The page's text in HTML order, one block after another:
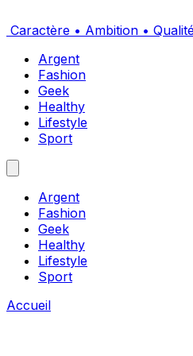
Caractère • Ambition •
Argent
Fashion
Geek
Healthy
Lifestyle
Sport
Argent
Fashion
Geek
Healthy
Lifestyle
Sport
Accueil